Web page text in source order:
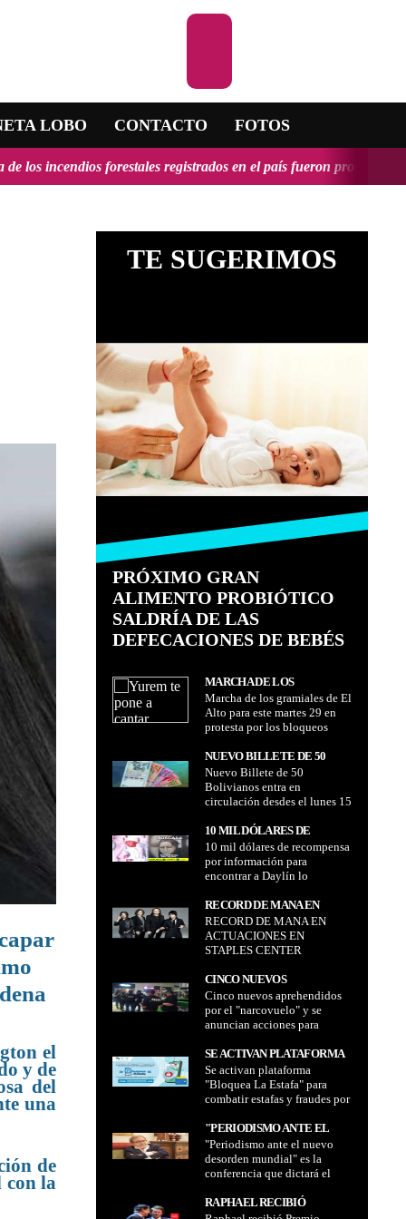
LOBO CONTACTO FOTOS
registrados en el país fueron provocados y tendrían, en
el
y de
del
una
de
con la
TE SUGERIMOS
PRÓXIMO GRAN
ALIMENTO PROBIÓTICO
SALDRÍA DE LAS
DEFECACIONES DE BEBÉS
MARCHA DE LOS
GRAMIALES DE EL ALTO
PARA ESTE MARTES 29 EN
PROTESTA POR LOS
Marcha de los gramiales de El
Alto para este martes 29 en
protesta por los bloqueos
NUEVO BILLETE DE 50
BOLIVIANOS ENTRA EN
CIRCULACIÓN DESDES EL
LUNES 15 DE OCTUBRE DE
ACUERDO AL BANCO
CENTRAL DE BOLIVIA
Nuevo Billete de 50
Bolivianos entra en
circulación desdes el lunes 15
Banco Central de Bolivia
10 MIL DÓLARES DE
RECOMPENSA POR
INFORMACIÓN PARA
ENCONTRAR A DAYLÍN LO
CASTILLO
10 mil dólares de recompensa
por información para
encontrar a Daylín lo
Castillo
RECORD DE MANA EN
ACTUACIONES EN STAPLES
CENTER CALIFORNIA
RECORD DE MANA EN
ACTUACIONES EN
STAPLES CENTER
CINCO NUEVOS
APREHENDIDOS POR EL
"NARCOVUELO" Y SE
ANUNCIAN ACCIONES PARA
CONTROLES EN TODOS
LOS AEROPUERTOS
Cinco nuevos aprehendidos
por el "narcovuelo" y se
anuncian acciones para
los aeropuertos
SE ACTIVAN PLATAFORMA
"BLOQUEA LA ESTAFA"
PARA COMBATIR ESTAFAS
Y FRAUDES POR
TELEGRAM
Se activan plataforma
"Bloquea La Estafa" para
combatir estafas y fraudes por
Telegram
"PERIODISMO ANTE EL
NUEVO DESORDEN
MUNDIAL" ES LA
CONFERENCIA QUE
DICTARÁ EL PERIODISTA Y
ESCRITOR ESPAÑOL, JUAN
"Periodismo ante el nuevo
desorden mundial" es la
conferencia que dictará el
Juan Luis Cebrián en Bolivia
RAPHAEL RECIBIÓ